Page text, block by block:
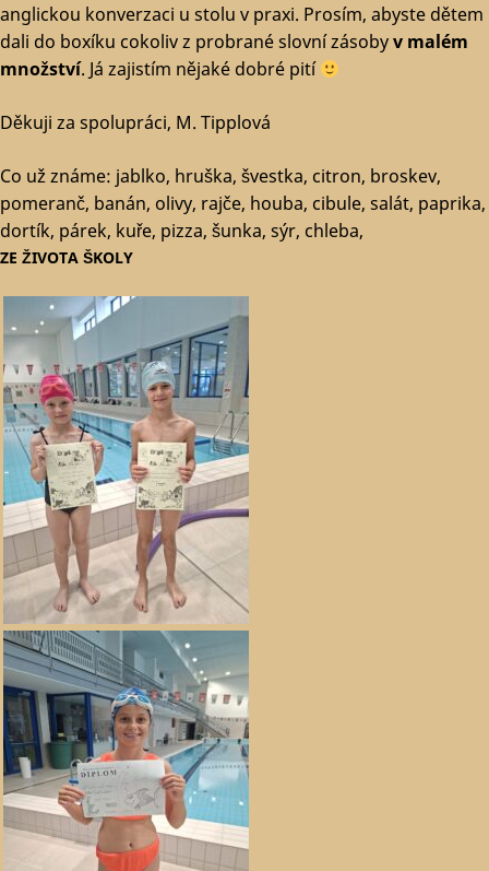
ZE ŽIVOTA ŠKOLY
anglickou konverzaci u stolu v praxi. Prosím, abyste dětem
dali do boxíku cokoliv z probrané slovní zásobyv malém
množství. Já zajistím nějaké dobré pití
Děkuji za spolupráci, M. Tipplová
Co už známe: jablko, hruška, švestka, citron, broskev,
pomeranč, banán, olivy, rajče, houba, cibule, salát, paprika,
dortík, párek, kuře, pizza, šunka, sýr, chleba,